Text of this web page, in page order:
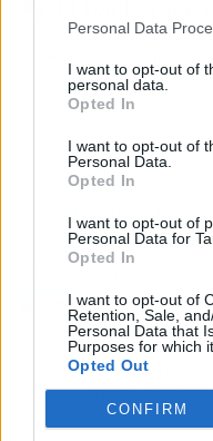
Personal Data
I want to opt-out of
personal data.
Opted In
I want to opt-out of
Personal Data.
Opted In
I want to opt-out of
Personal Data for
Opted In
I want to opt-out of
Retention, Sale,
Personal Data that
Purposes for which
Opted Out
CONFIRM
en el himno viral de la
Gallagher, el encuentro
50% en Spotify.
Ola de calor 2026:
AEMET activa
por temperaturas
que superan los 40
grados y duran todo
fin de semana